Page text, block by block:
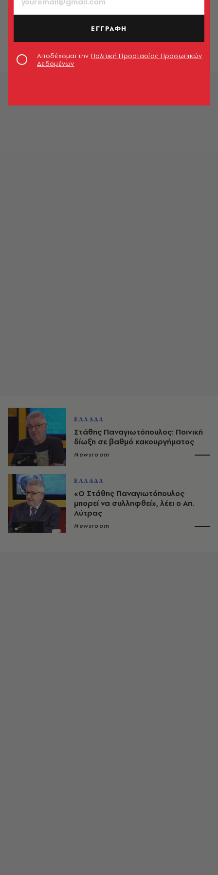
ΕΛΛΑΔΑ
Στάθης Παναγιωτόπουλος: Ποινική
δίωξη σε βαθμό κακουργήματος
Newsroom
ΕΛΛΑΔΑ
«Ο Στάθης Παναγιωτόπουλος
μπορεί να συλληφθεί», λέει ο Απ.
Λύτρας
Newsroom
ΕΓΓΡΑΦΗ
Αποδέχομαι την Πολιτική Προστασίας Προσωπικών
Δεδομένων